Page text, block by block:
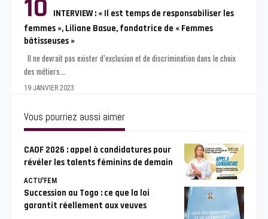
INTERVIEW : « Il est temps de responsabiliser les
femmes », Liliane Basue, fondatrice de « Femmes
bâtisseuses »
Il ne devrait pas exister d’exclusion et de discrimination dans le choix
des métiers.…
19 JANVIER 2023
Vous pourriez aussi aimer
CAOF 2026 : appel à candidatures pour
révéler les talents féminins de demain
ACTU'FEM
Succession au Togo : ce que la loi
garantit réellement aux veuves